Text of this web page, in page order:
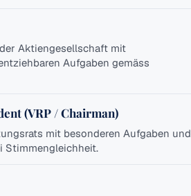
Aktiengesellschaft mit
Aufgaben gemäss
(VRP / Chairman)
mit besonderen Aufgaben und
Stimmengleichheit.